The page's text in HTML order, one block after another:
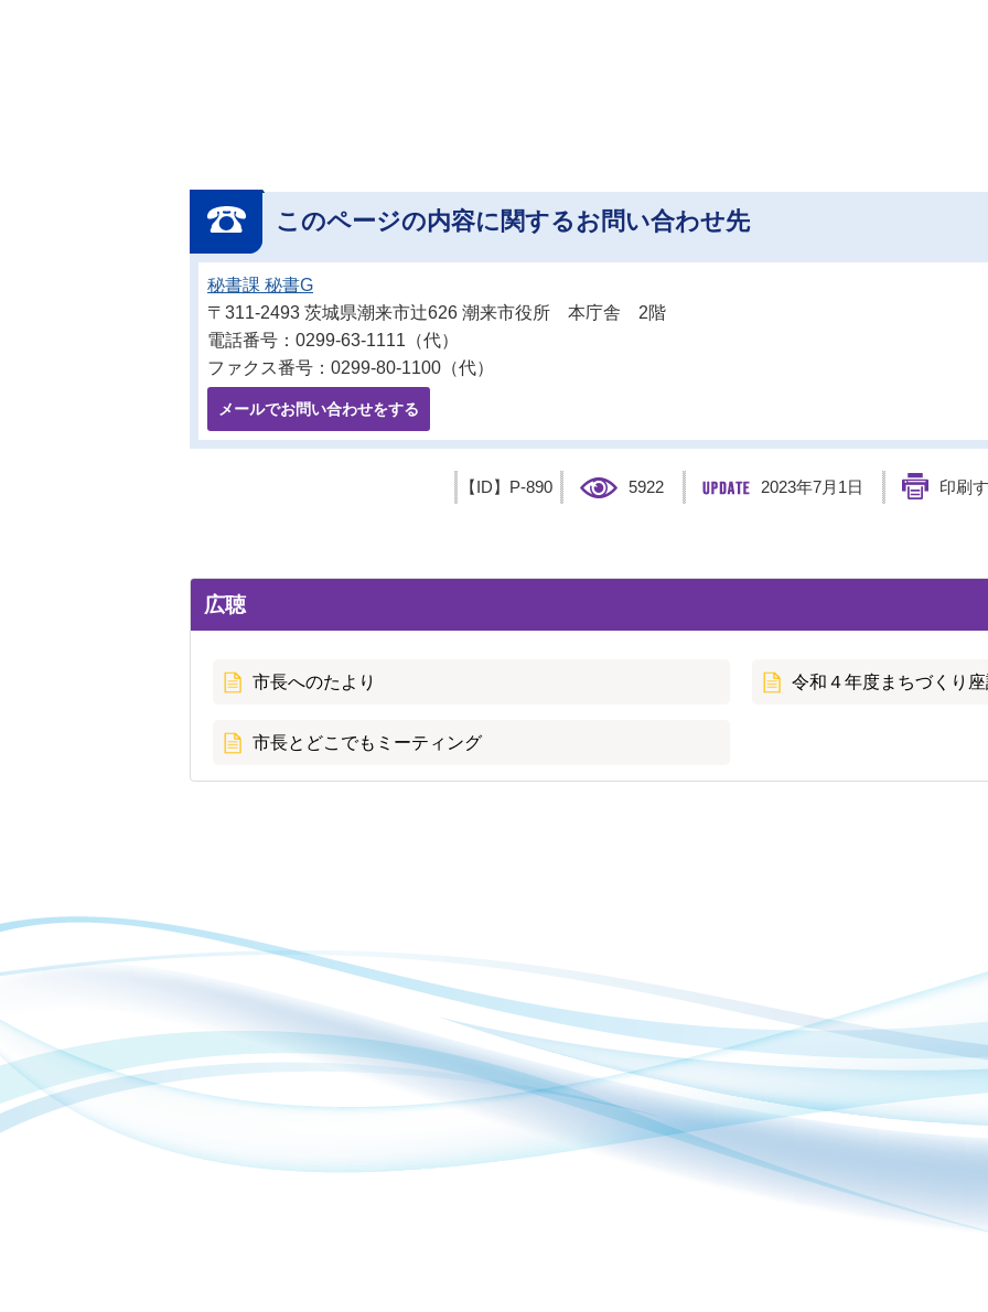
このページの内容に関するお問い合わせ先
秘書課 秘書G
〒311-2493 茨城県潮来市辻626 潮来市役所 本庁舎 2階
電話番号：0299-63-1111（代）
ファクス番号：0299-80-1100（代）
メールでお問い合わせをする
【ID】 P-890 5922 2023年7月1日 印刷
広聴
市長へのたより 令和４年度まちづくり座
市長とどこでもミーティング